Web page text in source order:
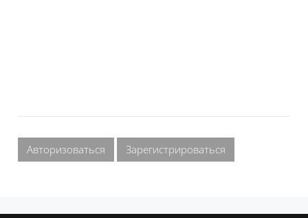
Авторизоваться Зарегистрироваться